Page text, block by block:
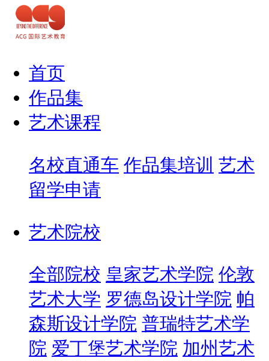
首页
作品集
艺术课程
名校直通车 作品集培训 艺术
留学申请
艺术院校
全部院校 皇家艺术学院 伦敦
艺术大学 罗德岛设计学院 帕
森斯设计学院 普瑞特艺术学
院 爱丁堡艺术学院 加州艺术